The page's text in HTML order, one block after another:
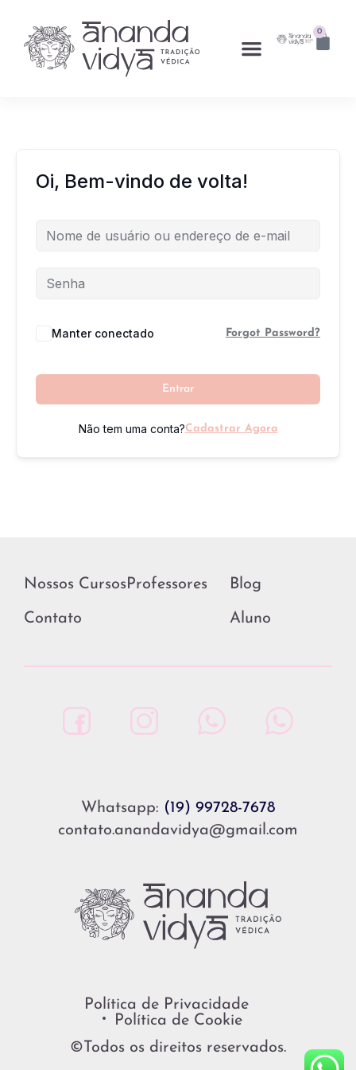
0
Oi, Bem-vindo de volta!
Manter conectado Forgot Password?
Entrar
Não tem uma conta?Cadastrar Agora
Whatsapp: (19) 99728-7678
contato.anandavidya@gmail.com
Política de Privacidade
Política de Cookie
©Todos os direitos reservados.
Nossos CursosProfessores Blog
Contato Aluno